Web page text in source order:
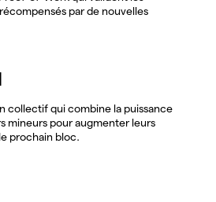
par de nouvelles
collectif qui combine la puissance
mineurs pour augmenter leurs
prochain bloc.